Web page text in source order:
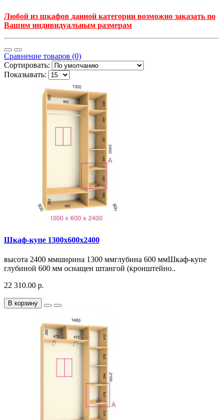
Любой из шкафов данной категории возможно заказать по
Вашим индивидуальным размерам
Сравнение товаров (0)
Сортировать:
Показывать:
Шкаф-купе 1300х600х2400
высота 2400 ммширина 1300 ммглубина 600 ммШкаф-купе
глубиной 600 мм оснащен штангой (кронштейно..
22 310.00 р.
В корзину